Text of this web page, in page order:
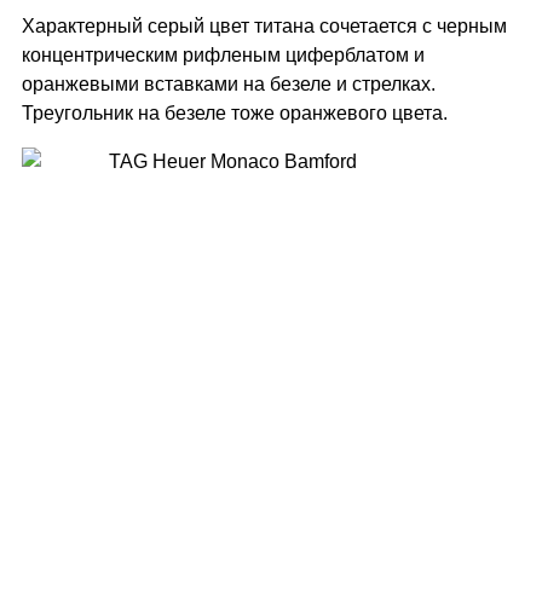
Характерный серый цвет титана сочетается с черным
концентрическим рифленым циферблатом и
оранжевыми вставками на безеле и стрелках.
Треугольник на безеле тоже оранжевого цвета.